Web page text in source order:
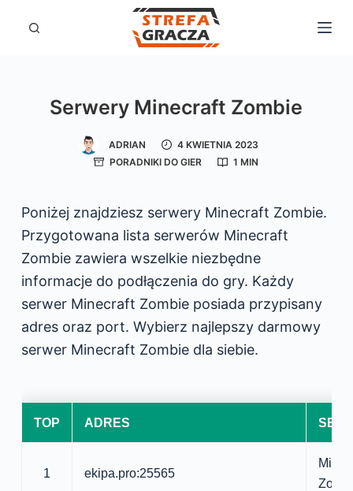
Serwery Minecraft Zombie
ADRIAN
4 KWIETNIA 2023
PORADNIKI DO GIER
1 MIN
Poniżej znajdziesz serwery Minecraft Zombie.
Przygotowana lista serwerów Minecraft
Zombie zawiera wszelkie niezbędne
informacje do podłączenia do gry. Każdy
serwer Minecraft Zombie posiada przypisany
adres oraz port. Wybierz najlepszy darmowy
serwer Minecraft Zombie dla siebie.
TOP ADRES
1 ekipa.pro:25565